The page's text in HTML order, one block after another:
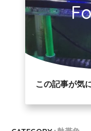
この記事が気